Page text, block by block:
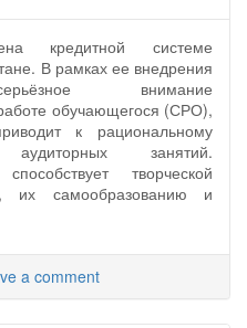
кредитной системе
В рамках ее внедрения
внимание
обучающегося (СРО),
к рациональному
занятий.
творческой
их самообразованию и
a comment